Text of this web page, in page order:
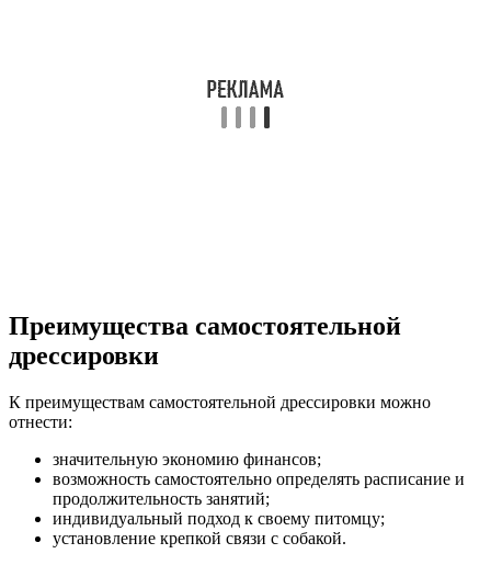
Преимущества самостоятельной
дрессировки
К преимуществам самостоятельной дрессировки можно
отнести:
значительную экономию финансов;
возможность самостоятельно определять расписание и
продолжительность занятий;
индивидуальный подход к своему питомцу;
установление крепкой связи с собакой.